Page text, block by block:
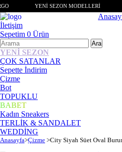
YENİ SEZON MODELLERİ
İletişim
Sepetim 0 Ürün
YENİ SEZON
ÇOK SATANLAR
Sepette İndirim
Çizme
Bot
TOPUKLU
BABET
Kadın Sneakers
TERLİK & SANDALET
WEDDİNG
Anasayfa>Çizme >City Siyah Süet Oval